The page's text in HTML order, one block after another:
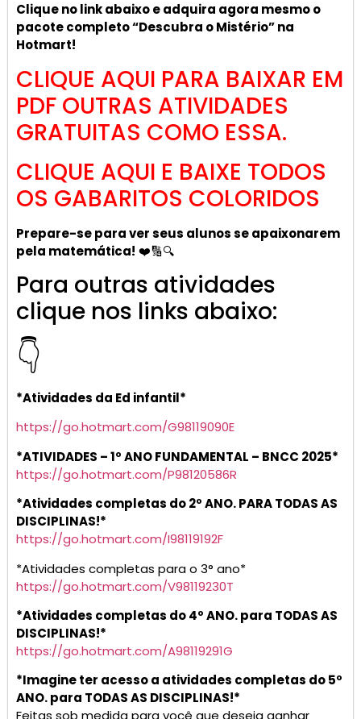
Clique no link abaixo e adquira agora mesmo o
pacote completo “Descubra o Mistério” na
Hotmart!
CLIQUE AQUI PARA BAIXAR EM
PDF OUTRAS ATIVIDADES
GRATUITAS COMO ESSA.
CLIQUE AQUI E BAIXE TODOS
OS GABARITOS COLORIDOS
Prepare-se para ver seus alunos se apaixonarem
pela matemática! ❤️🔢🔍
Para outras atividades
clique nos links abaixo:
👇
*Atividades da Ed infantil*
https://go.hotmart.com/G98119090E
*ATIVIDADES – 1º ANO FUNDAMENTAL – BNCC 2025*
https://go.hotmart.com/P98120586R
*Atividades completas do 2º ANO. PARA TODAS AS
DISCIPLINAS!*
https://go.hotmart.com/I98119192F
*Atividades completas para o 3° ano*
https://go.hotmart.com/V98119230T
*Atividades completas do 4º ANO. para TODAS AS
DISCIPLINAS!*
https://go.hotmart.com/A98119291G
*Imagine ter acesso a atividades completas do 5º
ANO. para TODAS AS DISCIPLINAS!*